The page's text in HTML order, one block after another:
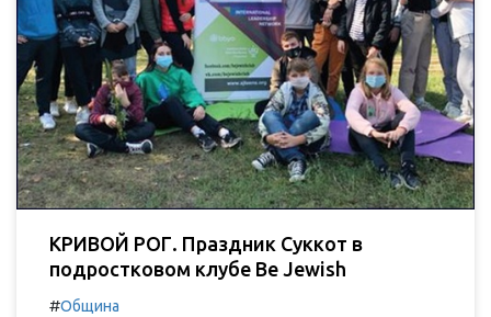
КРИВОЙ РОГ. Праздник Суккот в
подростковом клубе Be Jewish
#Община